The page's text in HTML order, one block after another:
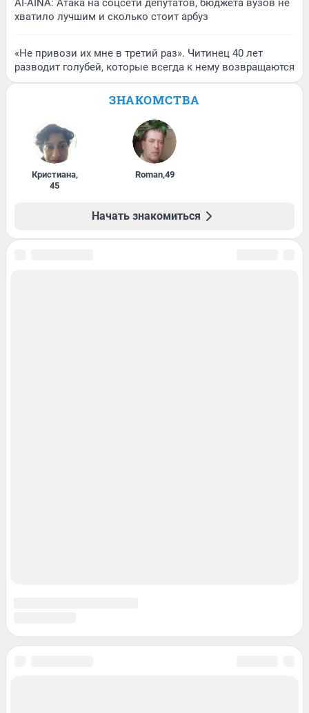
AI-AINA: Атака на соцсети депутатов, бюджета вузов не
хватило лучшим и сколько стоит арбуз
«Не привози их мне в третий раз». Читинец 40 лет
разводит голубей, которые всегда к нему возвращаются
ЗНАКОМСТВА
Кристиана,
45
Roman,49
Начать знакомиться